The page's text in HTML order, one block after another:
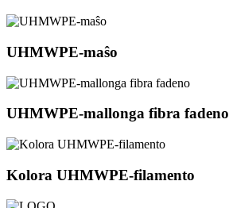
UHMWPE-maŝo
UHMWPE-mallonga fibra fadeno
Kolora UHMWPE-filamento